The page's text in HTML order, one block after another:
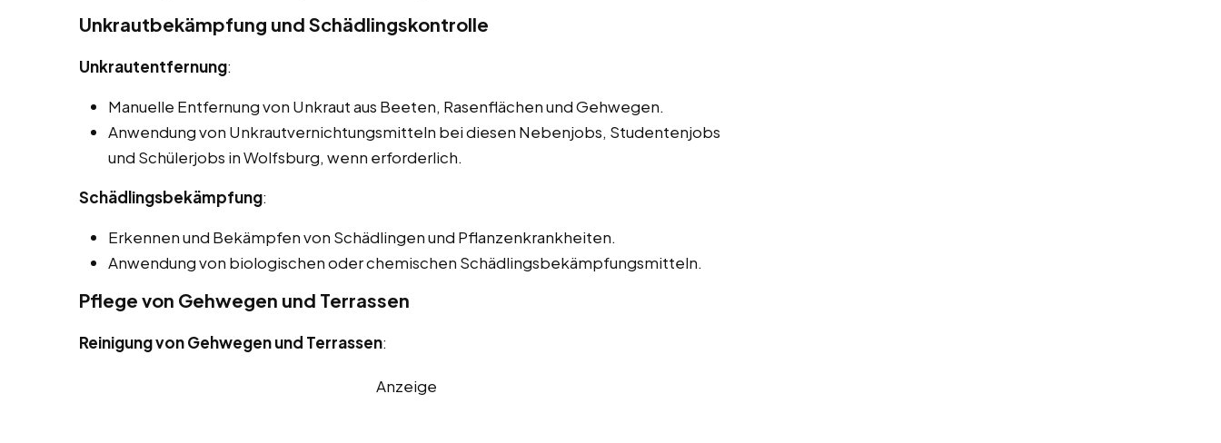
Unkrautbekämpfung und Schädlingskontrolle
Unkrautentfernung:
Manuelle Entfernung von Unkraut aus Beeten, Rasenflächen und Gehwegen.
Anwendung von Unkrautvernichtungsmitteln bei diesen Nebenjobs, Studentenjobs
und Schülerjobs in Wolfsburg, wenn erforderlich.
Schädlingsbekämpfung:
Erkennen und Bekämpfen von Schädlingen und Pflanzenkrankheiten.
Anwendung von biologischen oder chemischen Schädlingsbekämpfungsmitteln.
Pflege von Gehwegen und Terrassen
Reinigung von Gehwegen und Terrassen:
Anzeige